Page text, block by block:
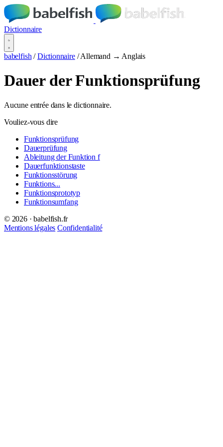
Dictionnaire
babelfish / Dictionnaire / Allemand → Anglais
Dauer der Funktionsprüfung
Aucune entrée dans le dictionnaire.
Vouliez-vous dire
Funktionsprüfung
Dauerprüfung
Ableitung der Funktion f
Dauerfunktionstaste
Funktionsstörung
Funktions...
Funktionsprototyp
Funktionsumfang
© 2026 · babelfish.fr
Mentions légales Confidentialité